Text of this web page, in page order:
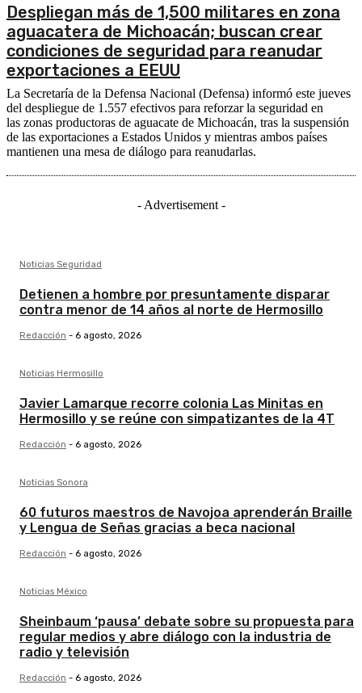
Despliegan más de 1,500 militares en zona
aguacatera de Michoacán; buscan crear
condiciones de seguridad para reanudar
exportaciones a EEUU
La Secretaría de la Defensa Nacional (Defensa) informó este jueves
del despliegue de 1.557 efectivos para reforzar la seguridad en
las zonas productoras de aguacate de Michoacán, tras la suspensión
de las exportaciones a Estados Unidos y mientras ambos países
mantienen una mesa de diálogo para reanudarlas.
- Advertisement -
Noticias Seguridad
Detienen a hombre por presuntamente disparar
contra menor de 14 años al norte de Hermosillo
Redacción - 6 agosto, 2026
Noticias Hermosillo
Javier Lamarque recorre colonia Las Minitas en
Hermosillo y se reúne con simpatizantes de la 4T
Redacción - 6 agosto, 2026
Noticias Sonora
60 futuros maestros de Navojoa aprenderán Braille
y Lengua de Señas gracias a beca nacional
Redacción - 6 agosto, 2026
Noticias México
Sheinbaum ‘pausa’ debate sobre su propuesta para
regular medios y abre diálogo con la industria de
radio y televisión
Redacción - 6 agosto, 2026